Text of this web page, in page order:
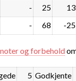
- 25 13
- 68 -25
og forbehold
5 Godkjente